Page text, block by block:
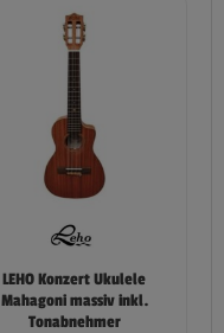
LEHO Konzert Ukulele
Mahagoni massiv inkl.
Tonabnehmer